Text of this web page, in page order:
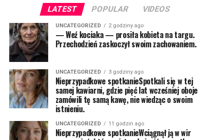
LATEST POPULAR VIDEOS
UNCATEGORIZED 2 godziny ago
— Weź kociaka — prosiła kobieta na targu.
Przechodzień zaskoczył swoim zachowaniem.
UNCATEGORIZED 3 godziny ago
Nieprzypadkowe spotkanieSpotkali się w tej
samej kawiarni, gdzie pięć lat wcześniej oboje
zamówili tę samą kawę, nie wiedząc o swoim
istnieniu.
UNCATEGORIZED 11 godzin ago
Nieprzypadkowe spotkanieWciągnął ją w wir